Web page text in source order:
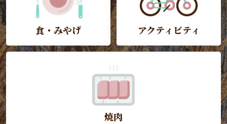
食・みやげ アクティビティ
焼肉